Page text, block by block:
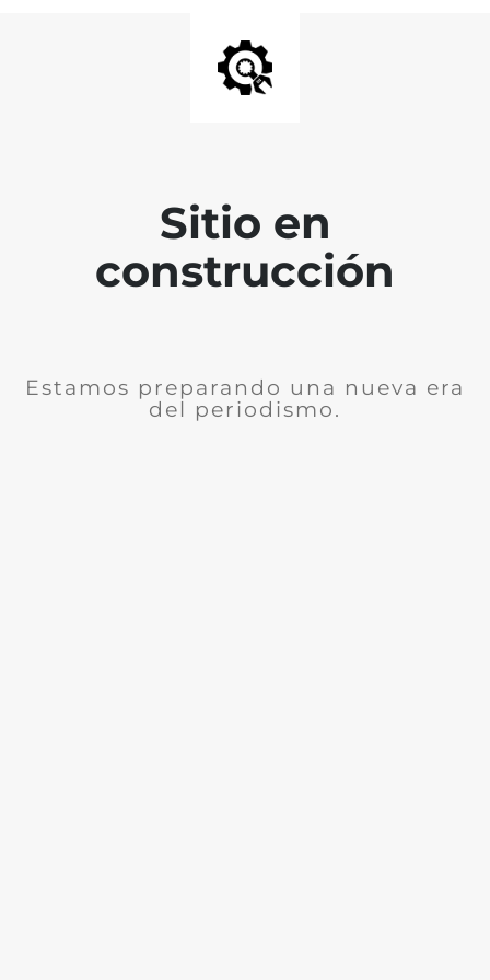
Sitio en
construcción
Estamos preparando una nueva era
del periodismo.